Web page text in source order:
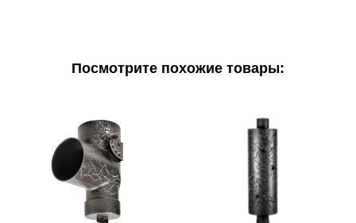
Посмотрите похожие товары: